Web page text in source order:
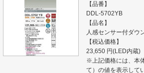
【品番】
DDL-5702YB
【品名】
人感センサー付ダウ
【税込価格】
23,650 円(LED内蔵)
※上記価格には、本
て）の値を表示して